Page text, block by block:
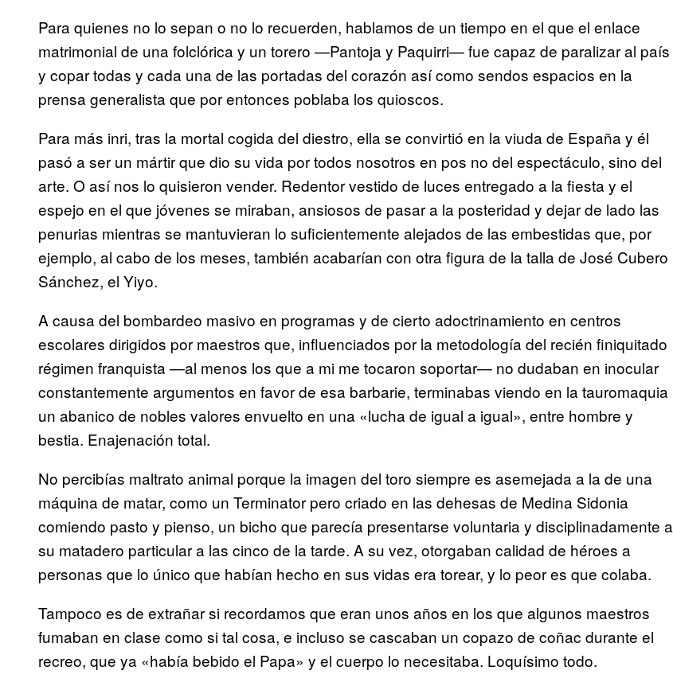
Para quienes no lo sepan o no lo recuerden, hablamos de un tiempo en el que el enlace
matrimonial de una folclórica y un torero —Pantoja y Paquirri— fue capaz de paralizar al país
y copar todas y cada una de las portadas del corazón así como sendos espacios en la
prensa generalista que por entonces poblaba los quioscos.
Para más inri, tras la mortal cogida del diestro, ella se convirtió en la viuda de España y él
pasó a ser un mártir que dio su vida por todos nosotros en pos no del espectáculo, sino del
arte. O así nos lo quisieron vender. Redentor vestido de luces entregado a la fiesta y el
espejo en el que jóvenes se miraban, ansiosos de pasar a la posteridad y dejar de lado las
penurias mientras se mantuvieran lo suficientemente alejados de las embestidas que, por
ejemplo, al cabo de los meses, también acabarían con otra figura de la talla de José Cubero
Sánchez, el Yiyo.
A causa del bombardeo masivo en programas y de cierto adoctrinamiento en centros
escolares dirigidos por maestros que, influenciados por la metodología del recién finiquitado
régimen franquista —al menos los que a mi me tocaron soportar— no dudaban en inocular
constantemente argumentos en favor de esa barbarie, terminabas viendo en la tauromaquia
un abanico de nobles valores envuelto en una «lucha de igual a igual», entre hombre y
bestia. Enajenación total.
No percibías maltrato animal porque la imagen del toro siempre es asemejada a la de una
máquina de matar, como un Terminator pero criado en las dehesas de Medina Sidonia
comiendo pasto y pienso, un bicho que parecía presentarse voluntaria y disciplinadamente a
su matadero particular a las cinco de la tarde. A su vez, otorgaban calidad de héroes a
personas que lo único que habían hecho en sus vidas era torear, y lo peor es que colaba.
Tampoco es de extrañar si recordamos que eran unos años en los que algunos maestros
fumaban en clase como si tal cosa, e incluso se cascaban un copazo de coñac durante el
recreo, que ya «había bebido el Papa» y el cuerpo lo necesitaba. Loquísimo todo.